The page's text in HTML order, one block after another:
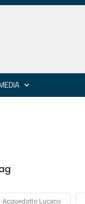
Acquedotto Lucano